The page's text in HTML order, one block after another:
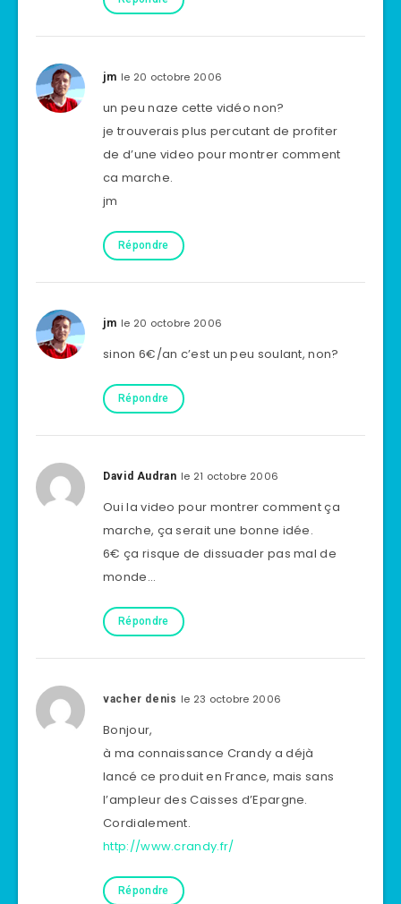
jm le 20 octobre 2006
un peu naze cette vidéo non?
je trouverais plus percutant de profiter
de d’une video pour montrer comment
ca marche.
jm
Répondre
jm le 20 octobre 2006
sinon 6€/an c’est un peu soulant, non?
Répondre
David Audran le 21 octobre 2006
Oui la video pour montrer comment ça
marche, ça serait une bonne idée.
6€ ça risque de dissuader pas mal de
monde…
Répondre
vacher denis le 23 octobre 2006
Bonjour,
à ma connaissance Crandy a déjà
lancé ce produit en France, mais sans
l’ampleur des Caisses d’Epargne.
Cordialement.
http://www.crandy.fr/
Répondre